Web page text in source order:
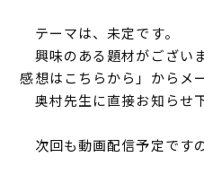
テーマは、未定です。
興味のある題材がござい
感想はこちらから」からメ
奥村先生に直接お知らせ下
次回も動画配信予定です